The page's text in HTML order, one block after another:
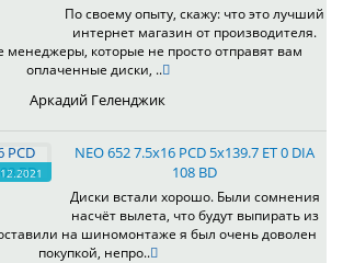
По своему опыту, скажу: что это лучший
интернет магазин от производителя.
менеджеры, которые не просто отправят вам
оплаченные диски, ..
Аркадий Геленджик
NEO 652 7.5x16 PCD 5x139.7 ET 0 DIA
108 BD
Диски встали хорошо. Были сомнения
насчёт вылета, что будут выпирать из
на шиномонтаже я был очень доволен
покупкой, непро..